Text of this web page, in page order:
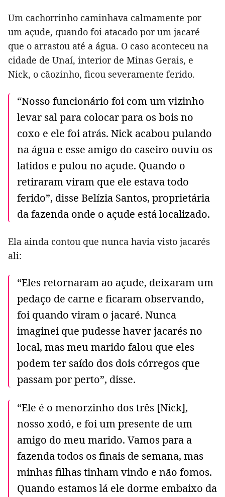
Um cachorrinho caminhava calmamente por
um açude, quando foi atacado por um jacaré
que o arrastou até a água. O caso aconteceu na
cidade de Unaí, interior de Minas Gerais, e
Nick, o cãozinho, ficou severamente ferido.
“Nosso funcionário foi com um vizinho
levar sal para colocar para os bois no
coxo e ele foi atrás. Nick acabou pulando
na água e esse amigo do caseiro ouviu os
latidos e pulou no açude. Quando o
retiraram viram que ele estava todo
ferido”, disse Belízia Santos, proprietária
da fazenda onde o açude está localizado.
Ela ainda contou que nunca havia visto jacarés
ali:
“Eles retornaram ao açude, deixaram um
pedaço de carne e ficaram observando,
foi quando viram o jacaré. Nunca
imaginei que pudesse haver jacarés no
local, mas meu marido falou que eles
podem ter saído dos dois córregos que
passam por perto”, disse.
“Ele é o menorzinho dos três [Nick],
nosso xodó, e foi um presente de um
amigo do meu marido. Vamos para a
fazenda todos os finais de semana, mas
minhas filhas tinham vindo e não fomos.
Quando estamos lá ele dorme embaixo da